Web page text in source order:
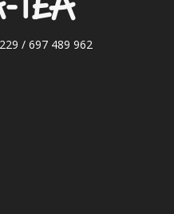
/ 697 489 962